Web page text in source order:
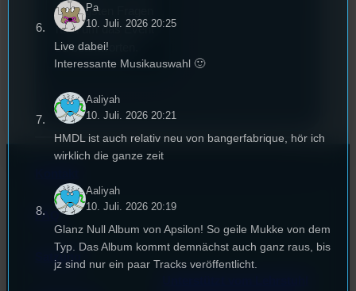
wichtigsten Fragen
rund um das Event
zu beantworten.
FAQ
Satzung
Pa
10. Juli. 2026 20:25
Live dabei!
Interessante Musikauswahl 🙂
Aaliyah
10. Juli. 2026 20:21
HMDL ist auch relativ neu von bangerfabrique, hör ich
wirklich die ganze zeit
Aaliyah
10. Juli. 2026 20:19
Glanz Null Album von Apsilon! So geile Mukke von dem
Typ. Das Album kommt demnächst auch ganz raus, bis
jz sind nur ein paar Tracks veröffentlicht.